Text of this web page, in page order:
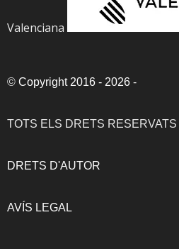
Valenciana
© Copyright 2016 - 2026 -
TOTS ELS DRETS RESERVATS
DRETS D'AUTOR
AVÍS LEGAL